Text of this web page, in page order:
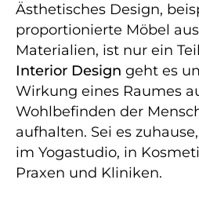
Ästhetisches Design,
proportionierte Möbel
Materialien, ist nur ein
Interior Design geht es
Wirkung eines Raumes
Wohlbefinden der
aufhalten. Sei es
im Yogastudio, in
Praxen und Kliniken.